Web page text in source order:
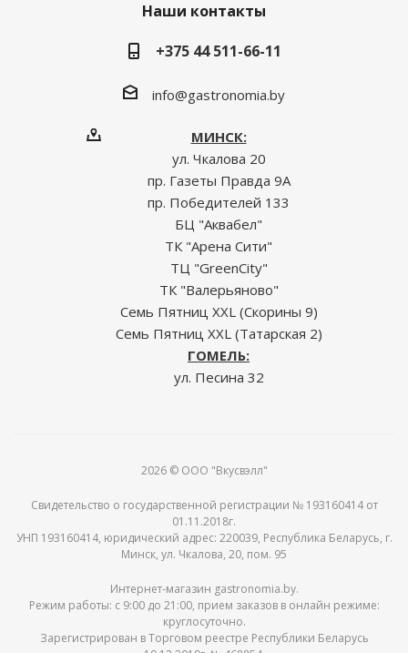
Наши контакты
+375 44 511-66-11
info@gastronomia.by
МИНСК:
ул. Чкалова 20
пр. Газеты Правда 9А
пр. Победителей 133
БЦ "Аквабел"
ТК "Арена Сити"
ТЦ "GreenCity"
ТК "Валерьяново"
Семь Пятниц XXL (Скорины 9)
Семь Пятниц XXL (Татарская 2)
ГОМЕЛЬ:
ул. Песина 32
2026 © ООО "Вкусвэлл"
Свидетельство о государственной регистрации № 193160414 от
01.11.2018г.
УНП 193160414, юридический адрес: 220039, Республика Беларусь, г.
Минск, ул. Чкалова, 20, пом. 95
Интернет-магазин gastronomia.by.
Режим работы: c 9:00 до 21:00, прием заказов в онлайн режиме:
круглосуточно.
Зарегистрирован в Торговом реестре Республики Беларусь